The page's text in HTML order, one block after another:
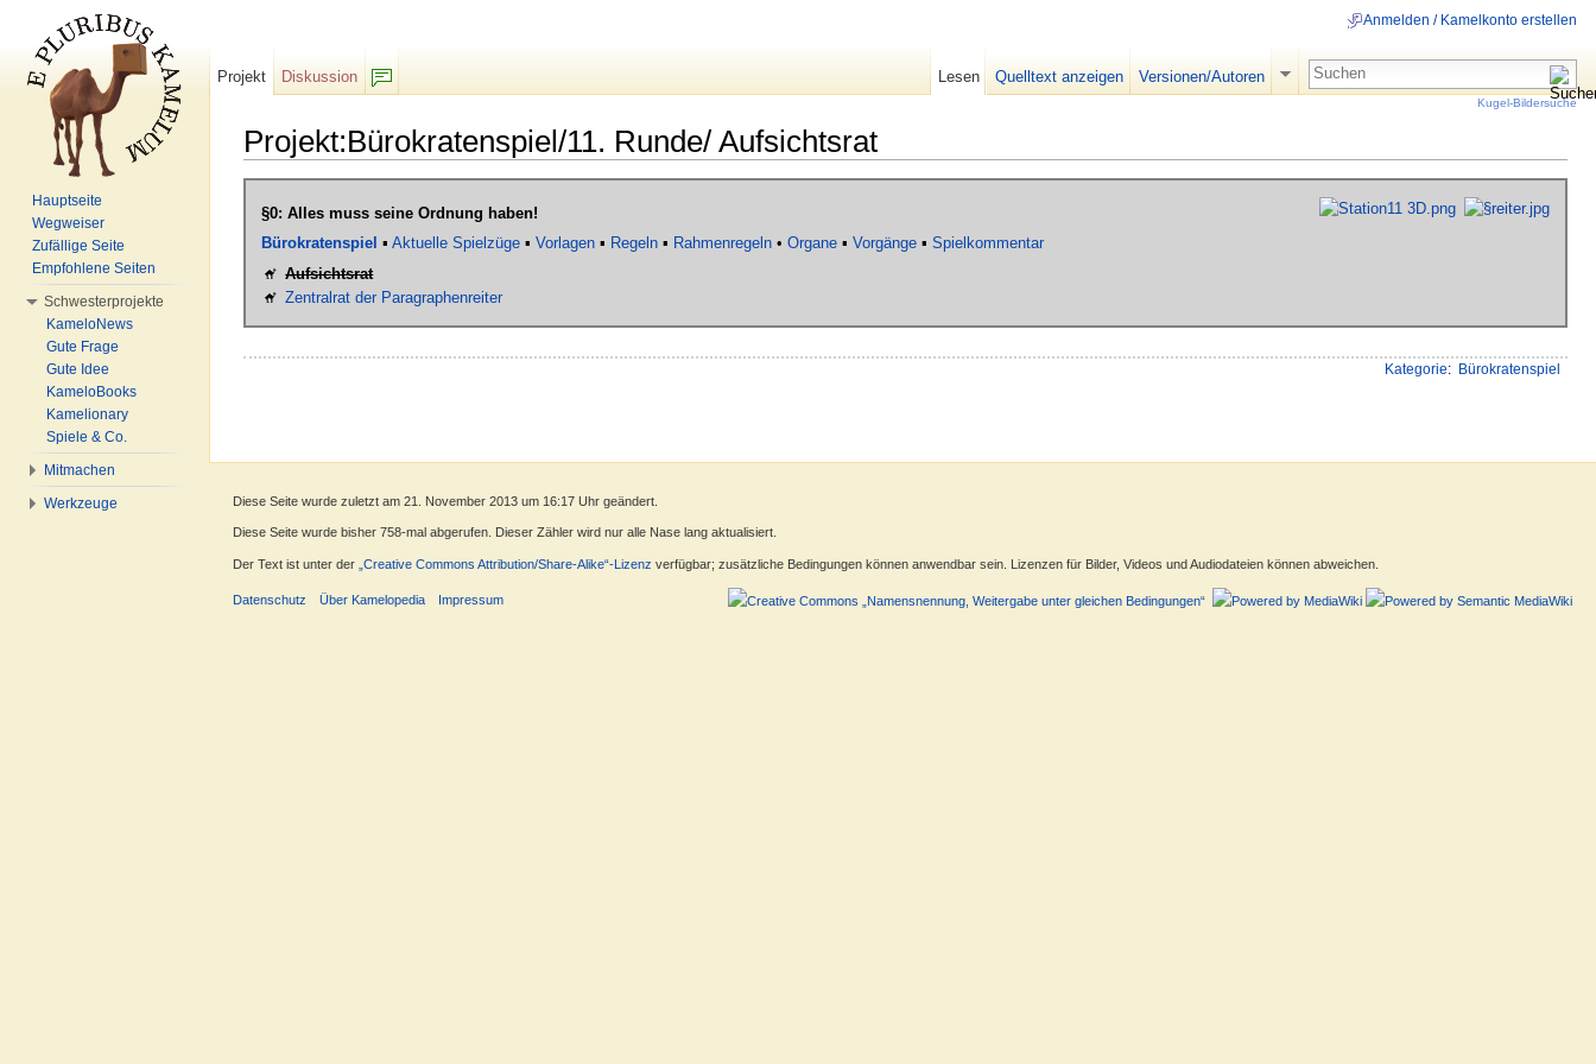
Projekt:Bürokratenspiel/11. Runde/ Aufsichtsrat
§0: Alles muss seine Ordnung haben!
Bürokratenspiel ▪ Aktuelle Spielzüge▪ Vorlagen▪ Regeln▪ Rahmenregeln• Organe▪ Vorgänge▪ Spielkommentar
Aufsichtsrat
Zentralrat der Paragraphenreiter
Kategorie: Bürokratenspiel
Anmelden / Kamelkonto erstellen
Projekt
Diskussion
Lesen Quelltext anzeigen Versionen/Autoren
Kugel-Bildersuche
Hauptseite
Wegweiser
Zufällige Seite
Empfohlene Seiten
Schwesterprojekte
KameloNews
Gute Frage
Gute Idee
KameloBooks
Kamelionary
Spiele & Co.
Mitmachen
Werkzeuge
Diese Seite wurde zuletzt am 21. November 2013 um 16:17 Uhr geändert.
Diese Seite wurde bisher 758-mal abgerufen. Dieser Zähler wird nur alle Nase lang aktualisiert.
Der Text ist unter der „Creative Commons Attribution/Share-Alike“-Lizenz verfügbar; zusätzliche Bedingungen können anwendbar sein. Lizenzen für Bilder, Videos und Audiodateien können abweichen.
Datenschutz Über Kamelopedia Impressum